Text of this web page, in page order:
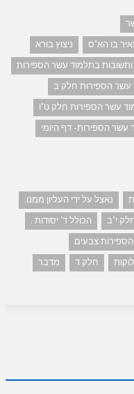
בו הא"ס
ניצוץ בורא
בתלמוד עשר הספירות
עשר הספירות חלק ב
עשר הספירות חלק ט"ו
עשר הספירות- דף היומי
נאצל על ידי העליון ממנו.
י"ב
הכולל ד' יסודות .
צבעים
חלק ד מדבר